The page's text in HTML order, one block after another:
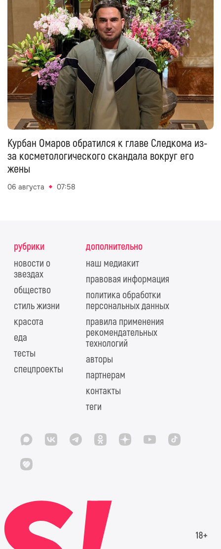
Курбан Омаров обратился к главе Следкома из-
за косметологического скандала вокруг его
жены
06 августа 07:58
рубрики
новости о
звездах
общество
стиль жизни
красота
еда
тесты
спецпроекты
дополнительно
наш медиакит
правовая информация
политика обработки
персональных данных
правила применения
рекомендательных
технологий
авторы
партнерам
контакты
теги